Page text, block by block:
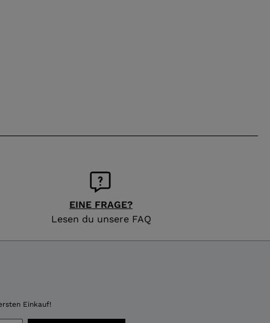
EINE FRAGE?
Lesen du unsere FAQ
Einkauf!